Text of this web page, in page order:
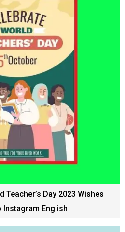
Teacher’s Day 2023 Wishes
Instagram English